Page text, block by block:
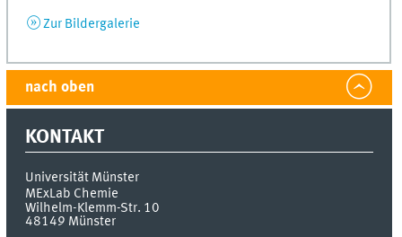
Zur Bildergalerie
nach oben
KONTAKT
Universität Münster
MExLab Chemie
Wilhelm-Klemm-Str. 10
48149 Münster